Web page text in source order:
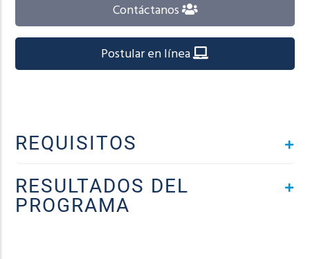
Contáctanos
Postular en línea
REQUISITOS
RESULTADOS DEL
PROGRAMA